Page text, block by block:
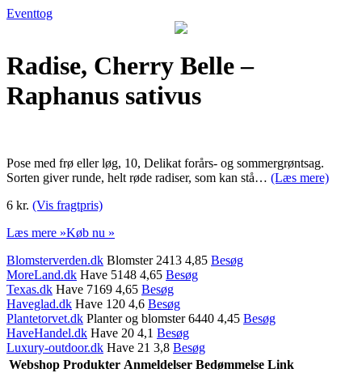
Eventtog
Radise, Cherry Belle –
Raphanus sativus
Pose med frø eller løg, 10, Delikat forårs- og sommergrøntsag.
Sorten giver runde, helt røde radiser, som kan stå… (Læs mere)
6 kr. (Vis fragtpris)
Læs mere »Køb nu »
Blomsterverden.dk Blomster 2413 4,85 Besøg
MoreLand.dk Have 5148 4,65 Besøg
Texas.dk Have 7169 4,65 Besøg
Haveglad.dk Have 120 4,6 Besøg
Plantetorvet.dk Planter og blomster 6440 4,45 Besøg
HaveHandel.dk Have 20 4,1 Besøg
Luxury-outdoor.dk Have 21 3,8 Besøg
Webshop Produkter Anmeldelser Bedømmelse Link